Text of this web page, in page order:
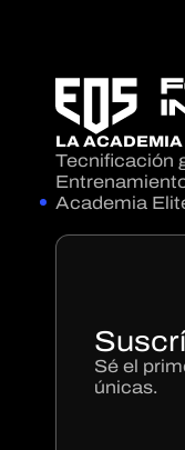
LA ACADEMIA
Tecnificación
Academia
Sé el
únicas.